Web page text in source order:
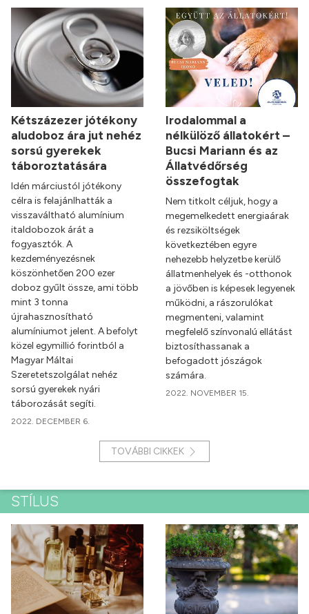
Kétszázezer jótékony
aludoboz ára jut nehéz
sorsú gyerekek
táboroztatására
Idén márciustól jótékony
célra is felajánlhatták a
visszaváltható alumínium
italdobozok árát a
fogyasztók. A
kezdeményezésnek
köszönhetően 200 ezer
doboz gyűlt össze, ami több
mint 3 tonna
újrahasznosítható
alumíniumot jelent. A befolyt
közel egymillió forintból a
Magyar Máltai
Szeretetszolgálat nehéz
sorsú gyerekek nyári
táborozását segíti.
2022. DECEMBER 6.
Irodalommal a
nélkülöző állatokért –
Bucsi Mariann és az
Állatvédőrség
összefogtak
Nem titkolt céljuk, hogy a
megemelkedett energiaárak
és rezsiköltségek
következtében egyre
nehezebb helyzetbe kerülő
állatmenhelyek és -otthonok
a jövőben is képesek legyenek
működni, a rászorulókat
megmenteni, valamint
megfelelő színvonalú ellátást
biztosíthassanak a
befogadott jószágok
számára.
2022. NOVEMBER 15.
TOVÁBBI CIKKEK
STÍLUS